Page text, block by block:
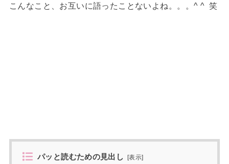
こんなこと、お互いに語ったことないよね。。。^ ^ 笑
パッと読むための見出し [表示]